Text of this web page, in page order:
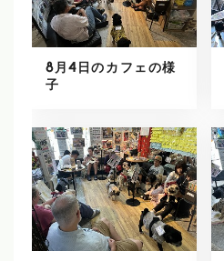
8月4日のカフェの様
子